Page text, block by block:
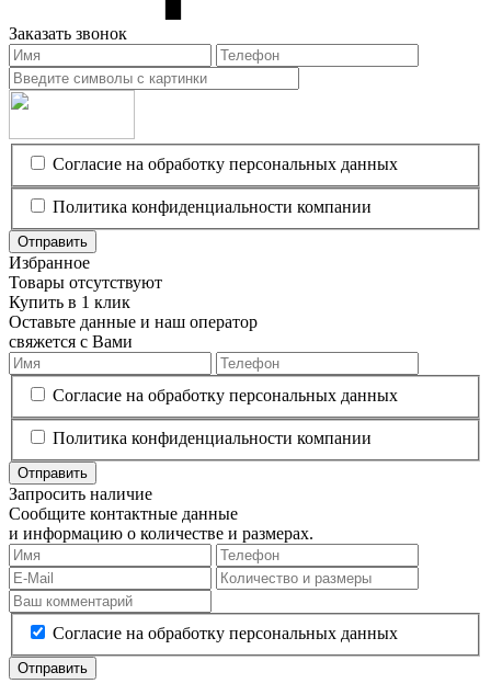
Заказать звонок
Согласие на обработку персональных данных
Политика конфиденциальности компании
Отправить
Избранное
Товары отсутствуют
Купить в 1 клик
Оставьте данные и наш оператор
свяжется с Вами
Согласие на обработку персональных данных
Политика конфиденциальности компании
Отправить
Запросить наличие
Сообщите контактные данные
и информацию о количестве и размерах.
Согласие на обработку персональных данных
Отправить